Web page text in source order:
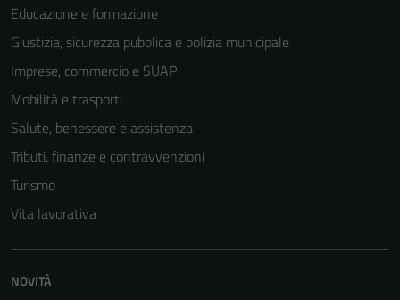
Educazione e formazione
Giustizia, sicurezza pubblica e polizia municipale
Imprese, commercio e SUAP
Mobilità e trasporti
Salute, benessere e assistenza
Tributi, finanze e contravvenzioni
Turismo
Vita lavorativa
NOVITÀ